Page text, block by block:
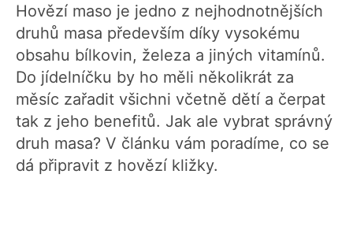
Hovězí maso je jedno z nejhodnotnějších
druhů masa především díky vysokému
obsahu bílkovin, železa a jiných vitamínů.
Do jídelníčku by ho měli několikrát za
měsíc zařadit všichni včetně dětí a čerpat
tak z jeho benefitů. Jak ale vybrat správný
druh masa? V článku vám poradíme, co se
dá připravit z hovězí kližky.